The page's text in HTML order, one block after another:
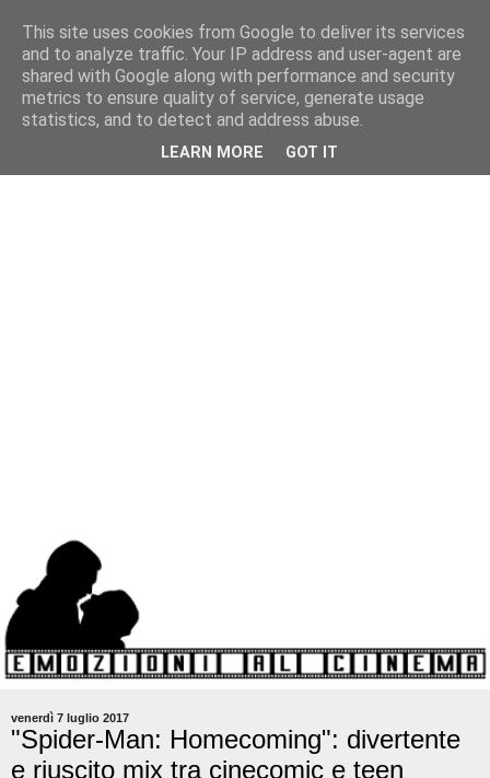
venerdì 7 luglio 2017
"Spider-Man: Homecoming": divertente
e riuscito mix tra cinecomic e teen
This site uses cookies from Google to deliver its services
and to analyze traffic. Your IP address and user-agent are
shared with Google along with performance and security
metrics to ensure quality of service, generate usage
statistics, and to detect and address abuse.
LEARN MORE GOT IT